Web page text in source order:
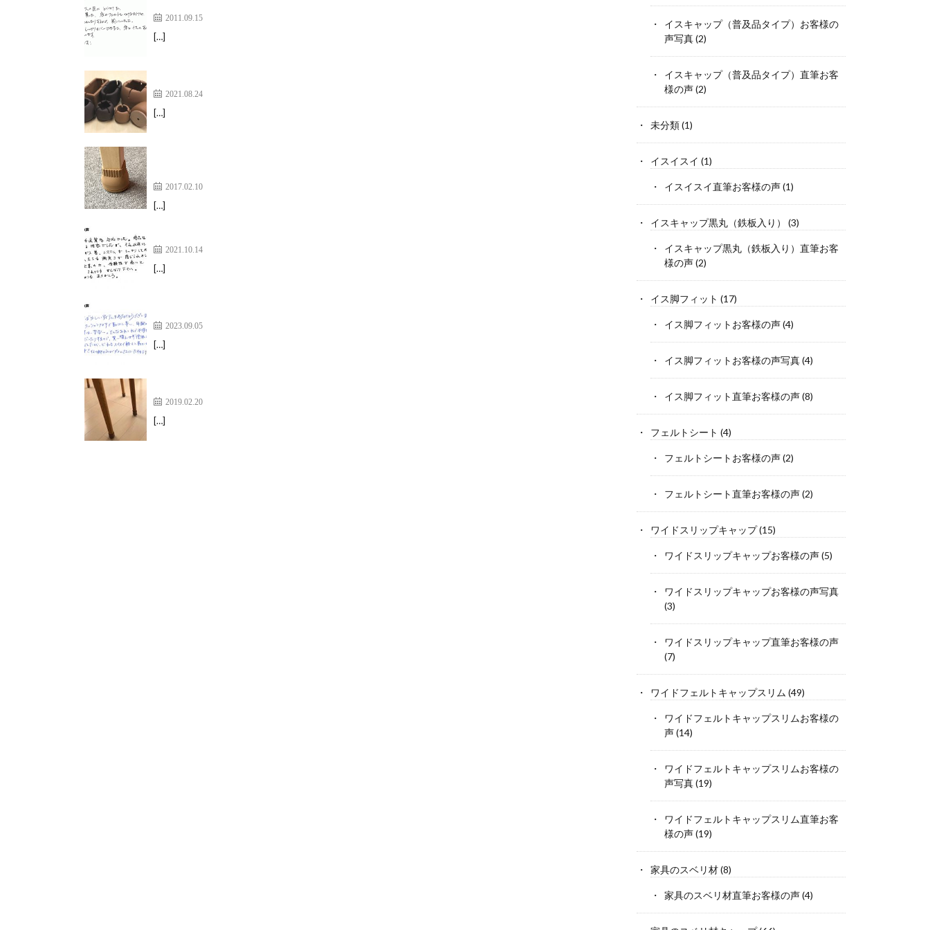
2011.09.15
[…]
2021.08.24
[…]
2017.02.10
[…]
2021.10.14
[…]
2023.09.05
[…]
2019.02.20
[…]
イスキャップ（普及品タイプ）お客様の
声写真(2)
イスキャップ（普及品タイプ）直筆お客
様の声(2)
未分類(1)
イスイスイ (1)
イスイスイ直筆お客様の声(1)
イスキャップ黒丸（鉄板入り） (3)
イスキャップ黒丸（鉄板入り）直筆お客
様の声(2)
イス脚フィット (17)
イス脚フィットお客様の声(4)
イス脚フィットお客様の声写真(4)
イス脚フィット直筆お客様の声(8)
フェルトシート (4)
フェルトシートお客様の声(2)
フェルトシート直筆お客様の声(2)
ワイドスリップキャップ(15)
ワイドスリップキャップお客様の声(5)
ワイドスリップキャップお客様の声写真
(3)
ワイドスリップキャップ直筆お客様の声
(7)
ワイドフェルトキャップスリム (49)
ワイドフェルトキャップスリムお客様の
声(14)
ワイドフェルトキャップスリムお客様の
声写真(19)
ワイドフェルトキャップスリム直筆お客
様の声(19)
家具のスベリ材(8)
家具のスベリ材直筆お客様の声(4)